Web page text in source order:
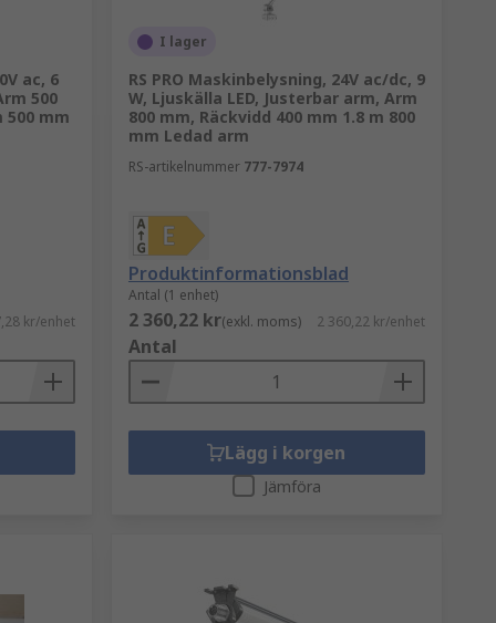
ac, 6
500
500 mm
kr/enhet
I lager
RS PRO Maskinbelysning, 24V ac/dc, 9
W, Ljuskälla LED, Justerbar arm, Arm
800 mm, Räckvidd 400 mm 1.8 m 800
mm Ledad arm
RS-artikelnummer 777-7974
Produktinformationsblad
Antal (1 enhet)
2 360,22 kr(exkl. moms) 2 360,22 kr/enhet
Antal
Lägg i korgen
Jämföra